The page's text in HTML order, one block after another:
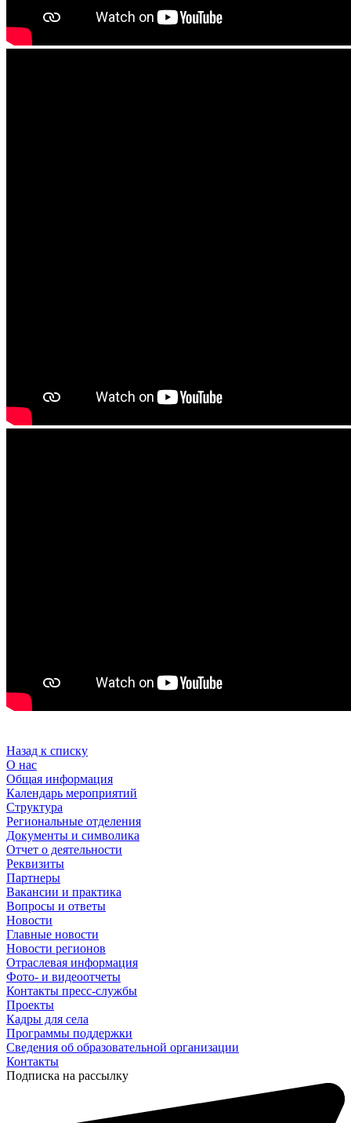
Назад к списку
О нас
Общая информация
Календарь мероприятий
Структура
Региональные отделения
Документы и символика
Отчет о деятельности
Реквизиты
Партнеры
Вакансии и практика
Вопросы и ответы
Новости
Главные новости
Новости регионов
Отраслевая информация
Фото- и видеоотчеты
Контакты пресс-службы
Проекты
Кадры для села
Программы поддержки
Сведения об образовательной организации
Контакты
Подписка на рассылку